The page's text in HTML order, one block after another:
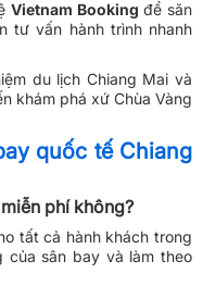
Vietnam Booking để săn
tư vấn hành trình nhanh
du lịch Chiang Mai và
khám phá xứ Chùa Vàng
quốc tế Chiang
phí không?
tất cả hành khách trong
của sân bay và làm theo